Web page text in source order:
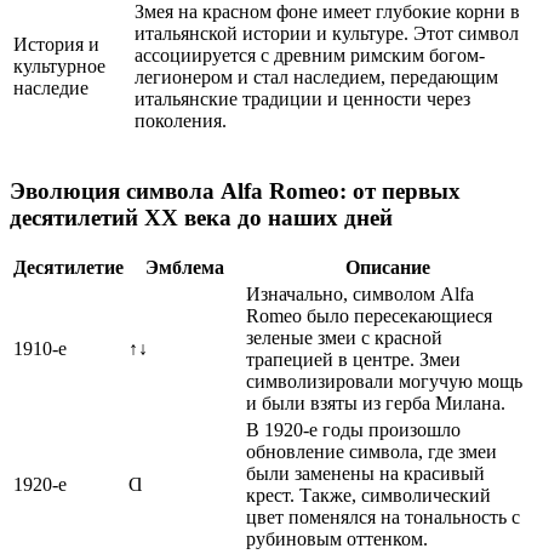
История и
культурное
наследие
Змея на красном фоне имеет глубокие корни в
итальянской истории и культуре. Этот символ
ассоциируется с древним римским богом-
легионером и стал наследием, передающим
итальянские традиции и ценности через
поколения.
Эволюция символа Alfa Romeo: от первых
десятилетий XX века до наших дней
Десятилетие Эмблема Описание
1910-е ↑↓
Изначально, символом Alfa
Romeo было пересекающиеся
зеленые змеи с красной
трапецией в центре. Змеи
символизировали могучую мощь
и были взяты из герба Милана.
1920-е Ɑ
В 1920-е годы произошло
обновление символа, где змеи
были заменены на красивый
крест. Также, символический
цвет поменялся на тональность с
рубиновым оттенком.